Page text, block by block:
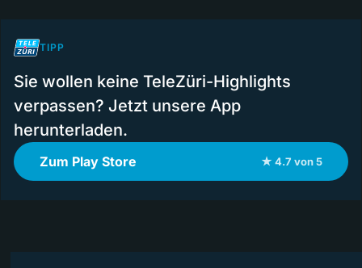
TIPP
Sie wollen keine TeleZüri-Highlights
verpassen? Jetzt unsere App
herunterladen.
Zum Play Store ★ 4.7 von 5